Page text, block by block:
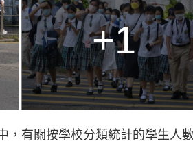
+1
，有關按學校分類統計的學生人